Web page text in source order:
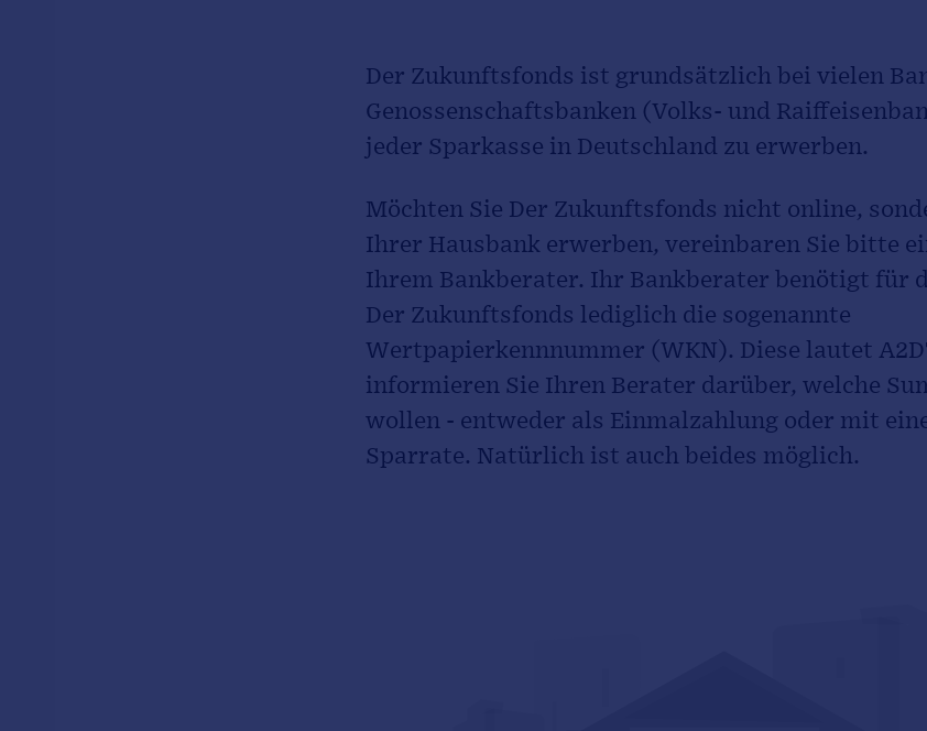
Der Zukunftsfonds ist grundsätzlich bei vielen
Genossenschaftsbanken (Volks- und
jeder Sparkasse in Deutschland zu erwerben.
Möchten Sie Der Zukunftsfonds nicht online,
Ihrer Hausbank erwerben, vereinbaren Sie bitte
Ihrem Bankberater. Ihr Bankberater benötigt für
Der Zukunftsfonds lediglich die sogenannte
Wertpapierkennnummer (WKN). Diese lautet
informieren Sie Ihren Berater darüber, welche
wollen - entweder als Einmalzahlung oder mit
Sparrate. Natürlich ist auch beides möglich.